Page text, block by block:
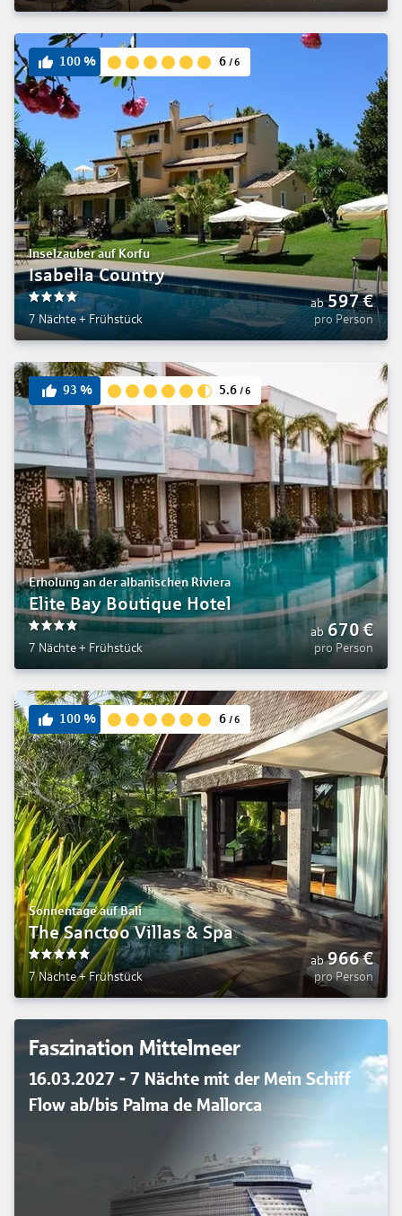
100% 6 /6
Inselzauber auf Korfu
Isabella Country
7 Nächte+ Frühstück
ab 597€
pro Person
93 % 5.6 /6
Erholung an der albanischen Riviera
Elite Bay Boutique Hotel
7 Nächte + Frühstück
ab 670€
pro Person
100% 6 /6
Sonnentage auf Bali
The Sanctoo Villas & Spa
7 Nächte+Frühstück
ab 966€
pro Person
Faszination Mittelmeer
16.03.2027 - 7 Nächte mit der Mein Schiff
Flow ab/bis Palma de Mallorca